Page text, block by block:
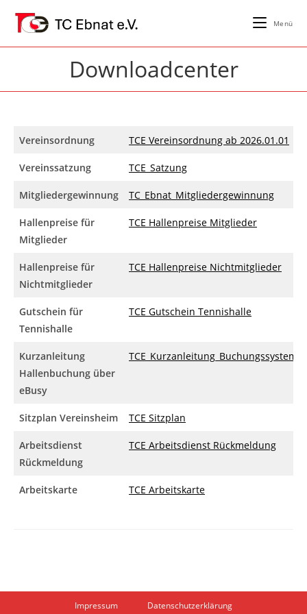
Inhalt
Menü
Downloadcenter
Vereinsordnung TCE Vereinsordnung ab 2026.01.01
Vereinssatzung TCE_Satzung
Mitgliedergewinnung TC_Ebnat_Mitgliedergewinnung
Hallenpreise für
Mitglieder
TCE Hallenpreise Mitglieder
Hallenpreise für
Nichtmitglieder
TCE Hallenpreise Nichtmitglieder
Gutschein für
Tennishalle
TCE Gutschein Tennishalle
Kurzanleitung
Hallenbuchung über
eBusy
Sitzplan Vereinsheim TCE Sitzplan
Arbeitsdienst
Rückmeldung
TCE Arbeitsdienst Rückmeldung
Arbeitskarte TCE Arbeitskarte
Impressum Datenschutzerklärung